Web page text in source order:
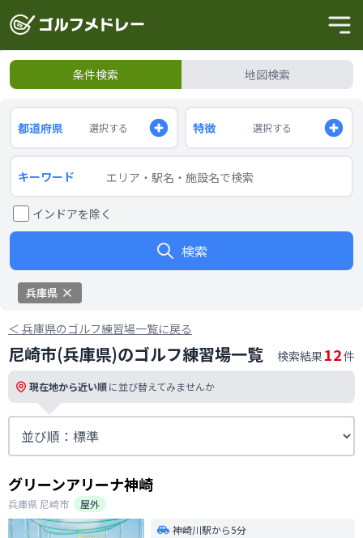
条件検索 地図検索
都道府県 選択する 特徴 選択する
キーワード
インドアを除く
検索
兵庫県
＜ 兵庫県のゴルフ練習場一覧に戻る
尼崎市(兵庫県)のゴルフ練習場一覧 検索結果 12件
現在地から近い順に並び替えてみませんか
グリーンアリーナ神崎
兵庫県 尼崎市
屋外
神崎川駅から5分